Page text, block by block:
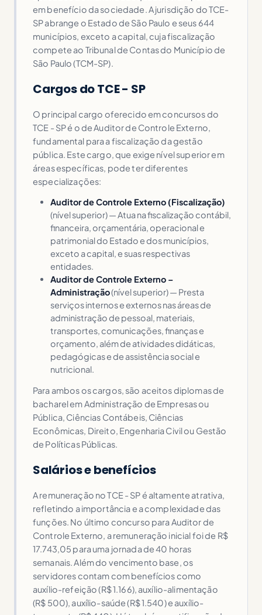
em benefício da sociedade. A jurisdição do TCE-
SP abrange o Estado de São Paulo e seus 644
municípios, exceto a capital, cuja fiscalização
compete ao Tribunal de Contas do Município de
São Paulo (TCM-SP).
Cargos do TCE - SP
O principal cargo oferecido em concursos do
TCE - SP é o de Auditor de Controle Externo,
fundamental para a fiscalização da gestão
pública. Este cargo, que exige nível superior em
áreas específicas, pode ter diferentes
especializações:
Auditor de Controle Externo (Fiscalização)
(nível superior) — Atua na fiscalização contábil,
financeira, orçamentária, operacional e
patrimonial do Estado e dos municípios,
exceto a capital, e suas respectivas
entidades.
Auditor de Controle Externo –
Administração(nível superior) — Presta
serviços internos e externos nas áreas de
administração de pessoal, materiais,
transportes, comunicações, finanças e
orçamento, além de atividades didáticas,
pedagógicas e de assistência social e
nutricional.
Para ambos os cargos, são aceitos diplomas de
bacharel em Administração de Empresas ou
Pública, Ciências Contábeis, Ciências
Econômicas, Direito, Engenharia Civil ou Gestão
de Políticas Públicas.
Salários e benefícios
A remuneração no TCE - SP é altamente atrativa,
refletindo a importância e a complexidade das
funções. No último concurso para Auditor de
Controle Externo, a remuneração inicial foi de R$
17.743,05 para uma jornada de 40 horas
semanais. Além do vencimento base, os
servidores contam com benefícios como
auxílio-refeição (R$ 1.166), auxílio-alimentação
(R$ 500), auxílio-saúde (R$ 1.540) e auxílio-